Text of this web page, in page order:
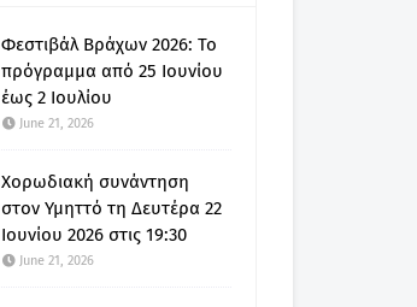
Φεστιβάλ Βράχων 2026: Το
πρόγραμμα από 25 Ιουνίου
έως 2 Ιουλίου
June 21, 2026
Χορωδιακή συνάντηση
στον Υμηττό τη Δευτέρα 22
Ιουνίου 2026 στις 19:30
June 21, 2026